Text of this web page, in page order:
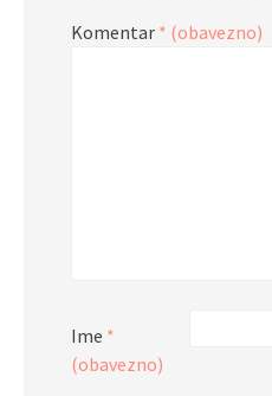
Komentar * (obavezno)
Ime *
(obavezno)